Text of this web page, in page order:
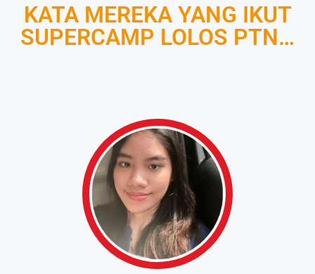
KATA MEREKA YANG IKUT
SUPERCAMP LOLOS PTN…